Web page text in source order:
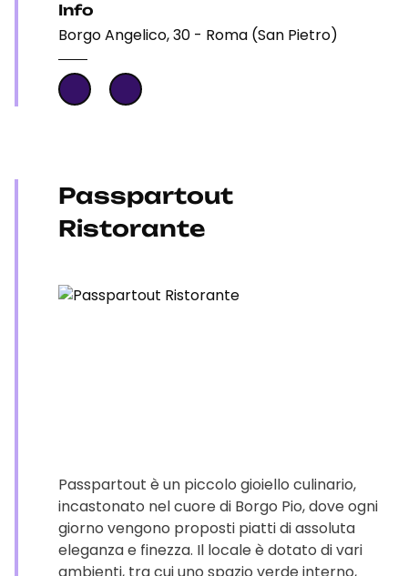
Info
Borgo Angelico, 30 - Roma (San Pietro)
Passpartout
Ristorante
Passpartout è un piccolo gioiello culinario,
incastonato nel cuore di Borgo Pio, dove ogni
giorno vengono proposti piatti di assoluta
eleganza e finezza. Il locale è dotato di vari